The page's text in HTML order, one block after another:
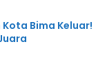
Bima Keluar!